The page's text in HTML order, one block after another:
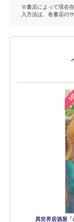
※書店によって現在
入方法は、各書店の
1
異世界居酒屋